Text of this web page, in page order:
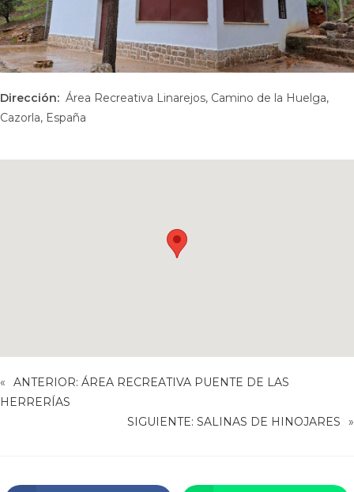
Dirección: Área Recreativa Linarejos, Camino de la Huelga,
Cazorla, España
« ANTERIOR: ÁREA RECREATIVA PUENTE DE LAS
HERRERÍAS
SIGUIENTE: SALINAS DE HINOJARES »